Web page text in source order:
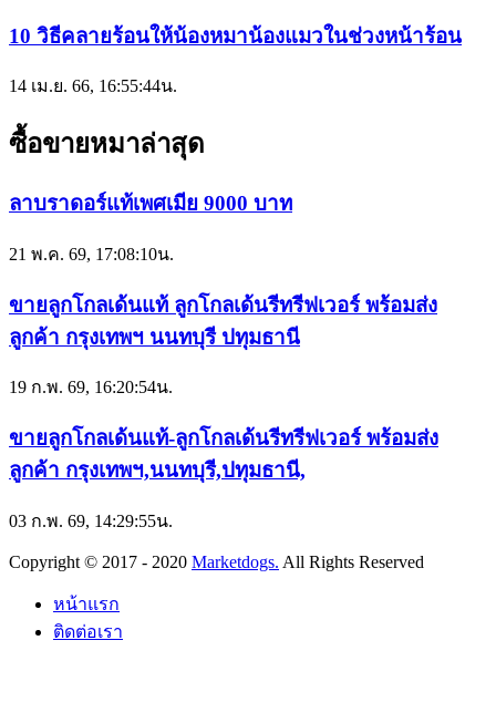
10 วิธีคลายร้อนให้น้องหมาน้องแมวในช่วงหน้าร้อน
14 เม.ย. 66, 16:55:44น.
ซื้อขายหมาล่าสุด
ลาบราดอร์แท้เพศเมีย 9000 บาท
21 พ.ค. 69, 17:08:10น.
ขายลูกโกลเด้นแท้ ลูกโกลเด้นรีทรีฟเวอร์ พร้อมส่ง
ลูกค้า กรุงเทพฯ นนทบุรี ปทุมธานี
19 ก.พ. 69, 16:20:54น.
ขายลูกโกลเด้นแท้-ลูกโกลเด้นรีทรีฟเวอร์ พร้อมส่ง
ลูกค้า กรุงเทพฯ,นนทบุรี,ปทุมธานี,
03 ก.พ. 69, 14:29:55น.
Copyright © 2017 - 2020 Marketdogs. All Rights Reserved
หน้าแรก
ติดต่อเรา